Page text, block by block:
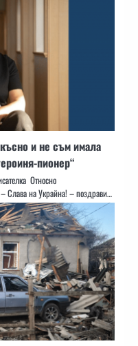
и не съм имала
пионер“
Относно
Слава на Украйна! – поздрави…